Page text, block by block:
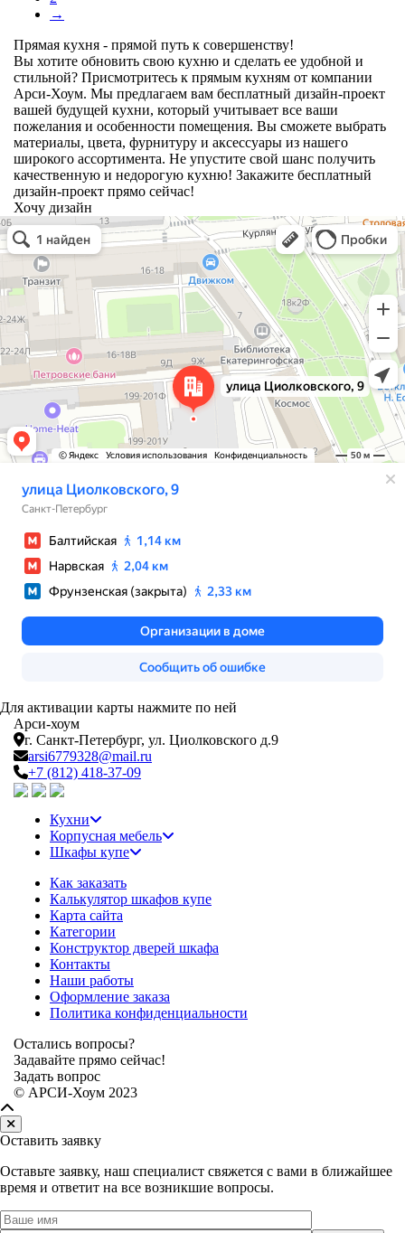
→
Прямая кухня - прямой путь к совершенству!
Вы хотите обновить свою кухню и сделать ее удобной и
стильной? Присмотритесь к прямым кухням от компании
Арси-Хоум. Мы предлагаем вам бесплатный дизайн-проект
вашей будущей кухни, который учитывает все ваши
пожелания и особенности помещения. Вы сможете выбрать
материалы, цвета, фурнитуру и аксессуары из нашего
широкого ассортимента. Не упустите свой шанс получить
качественную и недорогую кухню! Закажите бесплатный
дизайн-проект прямо сейчас!
Хочу дизайн
Для активации карты нажмите по ней
Арси-хоум
г. Санкт-Петербург, ул. Циолковского д.9
arsi6779328@mail.ru
+7 (812) 418-37-09
Кухни
Корпусная мебель
Шкафы купе
Как заказать
Калькулятор шкафов купе
Карта сайта
Категории
Конструктор дверей шкафа
Контакты
Наши работы
Оформление заказа
Политика конфиденциальности
Остались вопросы?
Задавайте прямо сейчас!
Задать вопрос
© АРСИ-Хоум 2023
Оставить заявку
Оставьте заявку, наш специалист свяжется с вами в ближайшее
время и ответит на все возникшие вопросы.